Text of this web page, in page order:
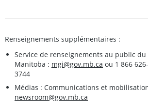
Renseignements supplémentaires :
Service de renseignements au public
Manitoba : mgi@gov.mb.ca ou 1 866
3744
Médias : Communications et
newsroom@gov.mb.ca